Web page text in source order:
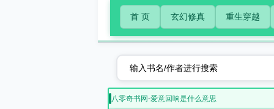
首 页 玄幻修真 重生穿越
八零奇书网-爱意回响是什么意思